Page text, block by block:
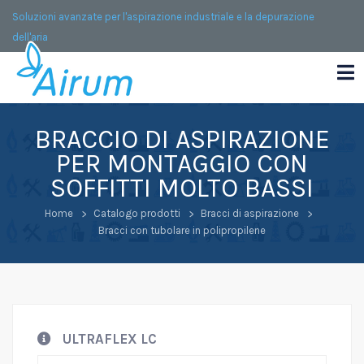
Soluzioni avanzate per l'aspirazione industriale e la depurazione
dell'aria
BRACCIO DI ASPIRAZIONE
PER MONTAGGIO CON
SOFFITTI MOLTO BASSI
Home Catalogo prodotti
Bracci di aspirazione
Bracci con tubolare in polipropilene
ULTRAFLEX LC